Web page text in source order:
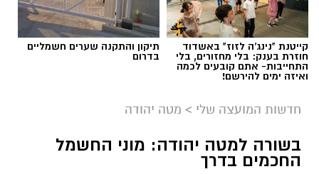
קייטנת "נינג'ה לזוז" באשדוד
חוזרת בענק: בלי מחזורים, בלי
התחייבות- אתם קובעים לכמה
ואיזה ימים להירשם!
תיקון והתקנה שערים חשמליים
בדרום
חדשות המועצה שלי > מטה יהודה
בשורה למטה יהודה: מוני החשמל
החכמים בדרך